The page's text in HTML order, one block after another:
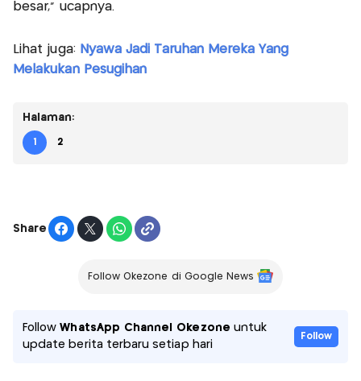
besar," ucapnya.
Lihat juga: Nyawa Jadi Taruhan Mereka Yang
Melakukan Pesugihan
Halaman:
1 2
Share
Follow Okezone di Google News
FollowWhatsApp Channel Okezone untuk
update berita terbaru setiap hari
Follow